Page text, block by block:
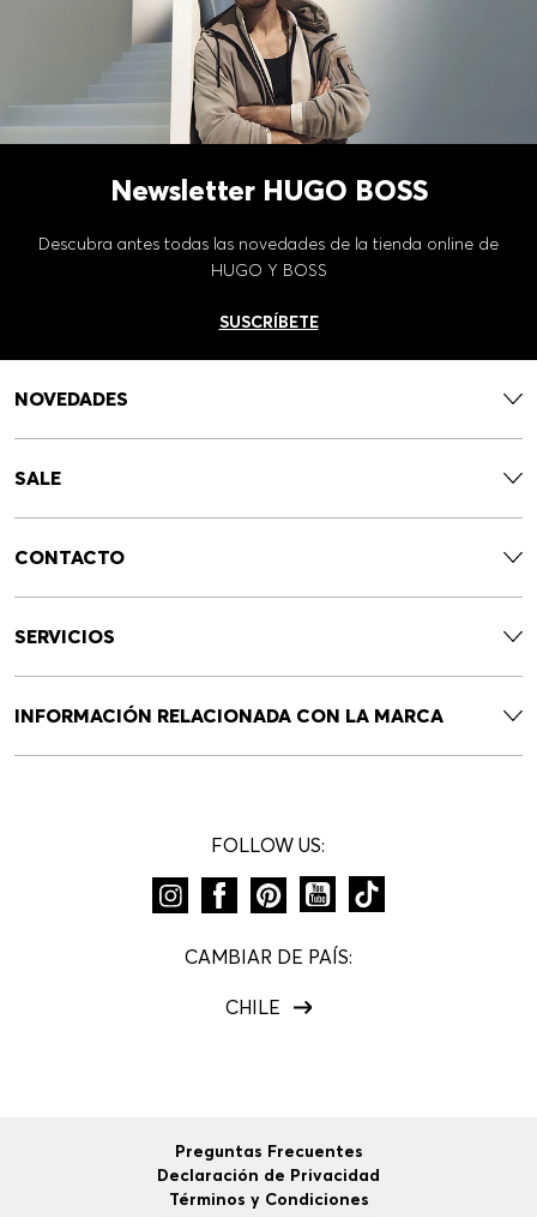
Newsletter HUGO BOSS
Descubra antes todas las novedades de la tienda online de
HUGO Y BOSS
SUSCRÍBETE
NOVEDADES
SALE
CONTACTO
SERVICIOS
INFORMACIÓN RELACIONADA CON LA MARCA
FOLLOW US:
CAMBIAR DE PAÍS:
CHILE
Preguntas Frecuentes
Declaración de Privacidad
Términos y Condiciones